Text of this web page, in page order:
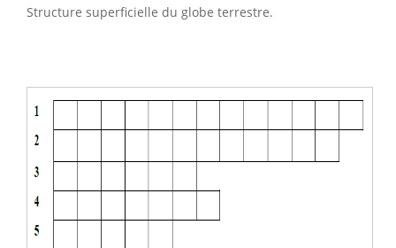
Structure superficielle du globe terrestre.